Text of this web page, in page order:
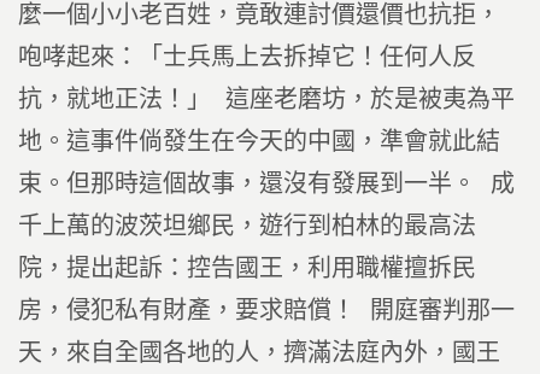
麼一個小小老百姓，竟敢連討價還價也抗拒，
咆哮起來：「士兵馬上去拆掉它！任何人反
抗，就地正法！」 這座老磨坊，於是被夷為平
地。這事件倘發生在今天的中國，準會就此結
束。但那時這個故事，還沒有發展到一半。 成
千上萬的波茨坦鄉民，遊行到柏林的最高法
院，提出起訴：控告國王，利用職權擅拆民
房，侵犯私有財產，要求賠償！ 開庭審判那一
天，來自全國各地的人，擠滿法庭內外，國王